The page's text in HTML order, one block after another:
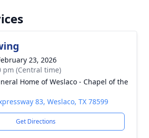
23, 2026
pm (Central time)
Home of Weslaco - Chapel of the
83, Weslaco, TX 78599
Get Directions